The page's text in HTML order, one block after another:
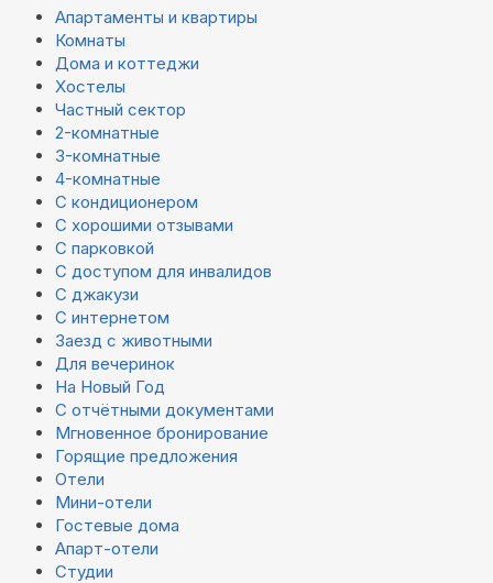
Апартаменты и квартиры
Комнаты
Дома и коттеджи
Хостелы
Частный сектор
2-комнатные
3-комнатные
4-комнатные
С кондиционером
С хорошими отзывами
С парковкой
С доступом для инвалидов
С джакузи
С интернетом
Заезд с животными
Для вечеринок
На Новый Год
С отчётными документами
Мгновенное бронирование
Горящие предложения
Отели
Мини-отели
Гостевые дома
Апарт-отели
Студии